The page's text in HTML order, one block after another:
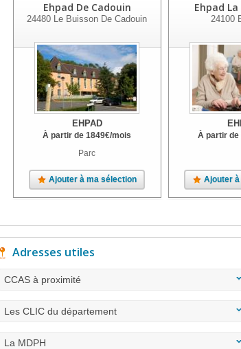
Ehpad De Cadouin
24480 Le Buisson De Cadouin
EHPAD
À partir de 1849€/mois
Parc
Ajouter à ma sélection
Ehpad
24100
À partir de
Ajouter
Adresses utiles
CCAS à proximité
Les CLIC du département
La MDPH